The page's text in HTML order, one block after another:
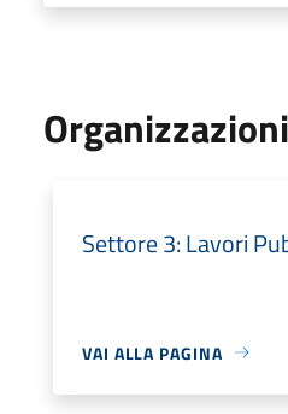
Organizzazioni
Settore 3: Lavori
VAI ALLA PAGINA